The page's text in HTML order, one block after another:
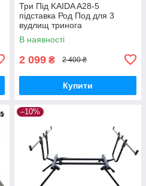
Три Під KAIDA A28-5
підставка Род Под для 3
вудлищ тринога
В наявності
2 099 ₴ 2 400 ₴
Купити
–10%